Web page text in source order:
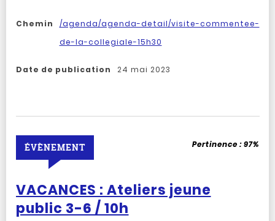
Chemin
/agenda/agenda-detail/visite-commentee-
de-la-collegiale-15h30
Date de publication 24 mai 2023
VACANCES : Ateliers jeune
public 3-6 / 10h
ÉVÈNEMENT Pertinence :97%